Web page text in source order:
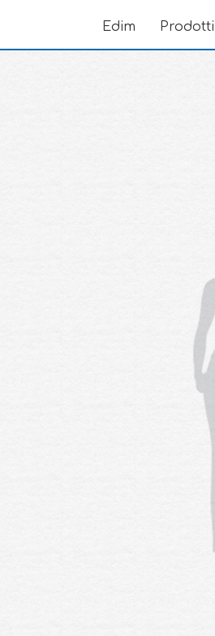
Edim Prodotti